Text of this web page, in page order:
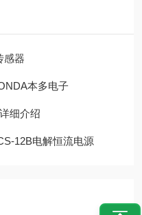
感器
本多电子
细介绍
12B电解恒流电源